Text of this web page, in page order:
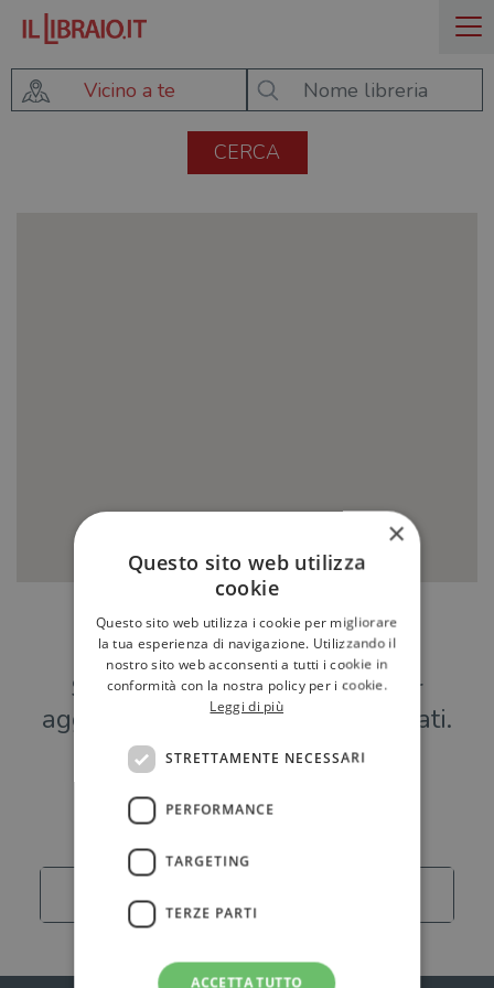
Vicino a te
Hai una libreria?
Scrivici a
per
aggiungere o modificare i tuoi dati.
Librerie
×
Questo sito web utilizza
cookie
Questo sito web utilizza i cookie per migliorare
la tua esperienza di navigazione. Utilizzando il
nostro sito web acconsenti a tutti i cookie in
conformità con la nostra policy per i cookie.
Leggi di più
STRETTAMENTE NECESSARI
PERFORMANCE
TARGETING
TERZE PARTI
ACCETTA TUTTO